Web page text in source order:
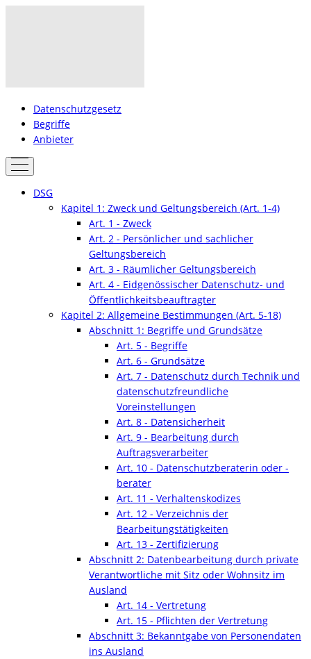
Datenschutzgesetz
Begriffe
Anbieter
DSG
Kapitel 1: Zweck und Geltungsbereich (Art. 1-4)
Art. 1 - Zweck
Art. 2 - Persönlicher und sachlicher
Geltungsbereich
Art. 3 - Räumlicher Geltungsbereich
Art. 4 - Eidgenössischer Datenschutz- und
Öffentlichkeitsbeauftragter
Kapitel 2: Allgemeine Bestimmungen (Art. 5-18)
Abschnitt 1: Begriffe und Grundsätze
Art. 5 - Begriffe
Art. 6 - Grundsätze
Art. 7 - Datenschutz durch Technik und
datenschutzfreundliche
Voreinstellungen
Art. 8 - Datensicherheit
Art. 9 - Bearbeitung durch
Auftragsverarbeiter
Art. 10 - Datenschutzberaterin oder -
berater
Art. 11 - Verhaltenskodizes
Art. 12 - Verzeichnis der
Bearbeitungstätigkeiten
Art. 13 - Zertifizierung
Abschnitt 2: Datenbearbeitung durch private
Verantwortliche mit Sitz oder Wohnsitz im
Ausland
Art. 14 - Vertretung
Art. 15 - Pflichten der Vertretung
Abschnitt 3: Bekanntgabe von Personendaten
ins Ausland